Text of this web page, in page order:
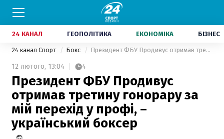
24 КАНАЛ ГЕОПОЛІТИКА ЕКОНОМІКА БІЗНЕС
24 канал Спорт Бокс Президент ФБУ Продивус отримав третину гонорару за мій перехід у профі, – український боксер
12 лютого, 13:04 4
Президент ФБУ Продивус
отримав третину гонорару за
мій перехід у профі, –
український боксер